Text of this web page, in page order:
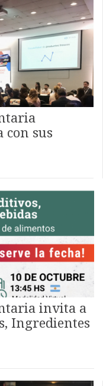
con sus
invita a
Ingredientes